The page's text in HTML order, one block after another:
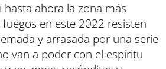
ahora la zona más
en este 2022 resisten
y arrasada por una serie
van a poder con el espíritu